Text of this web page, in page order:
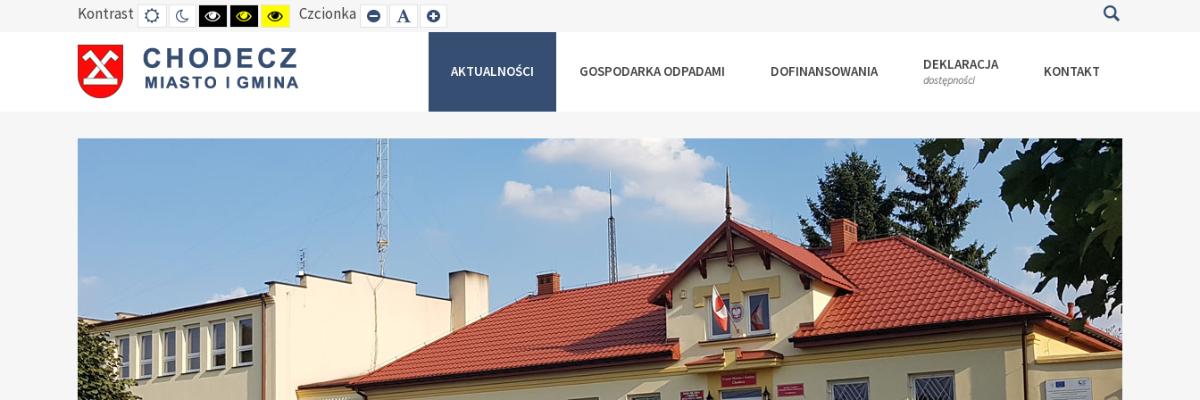
Kontrast DEFAULT
MODE
TRYB
NOCNY
HIGH
CONTRAST
BLACK
WHITE
MODE
HIGH
CONTRAST
BLACK
YELLOW
MODE
HIGH
CONTRAST
YELLOW
BLACK
MODE
Czcionka SET
SMALLER
SET
DEFAULT
SET
LARGER
AKTUALNOŚCI GOSPODARKA ODPADAMI DOFINANSOWANIA DEKLARACJA
dostępności KONTAKT